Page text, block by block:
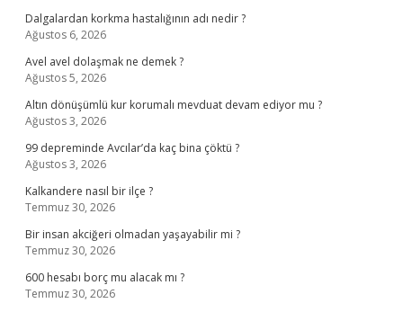
Dalgalardan korkma hastalığının adı nedir ?
Ağustos 6, 2026
Avel avel dolaşmak ne demek ?
Ağustos 5, 2026
Altın dönüşümlü kur korumalı mevduat devam ediyor mu ?
Ağustos 3, 2026
99 depreminde Avcılar’da kaç bina çöktü ?
Ağustos 3, 2026
Kalkandere nasıl bir ilçe ?
Temmuz 30, 2026
Bir insan akciğeri olmadan yaşayabilir mi ?
Temmuz 30, 2026
600 hesabı borç mu alacak mı ?
Temmuz 30, 2026